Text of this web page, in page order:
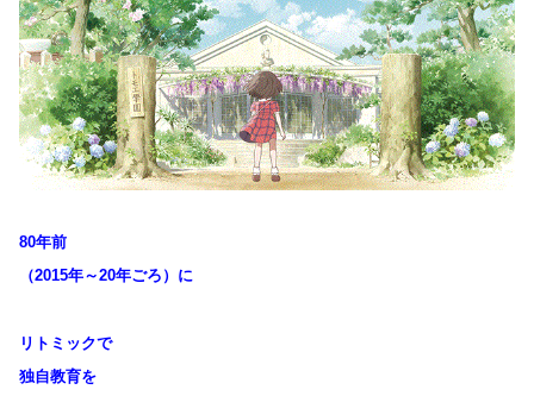
80年前
（2015年～20年ごろ）に
リトミックで
独自教育を